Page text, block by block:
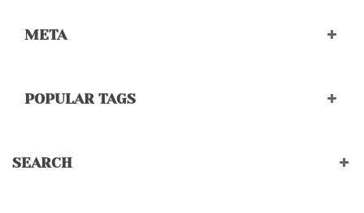
META
POPULAR TAGS
SEARCH